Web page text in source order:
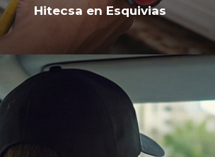
Hitecsa en Esquivias